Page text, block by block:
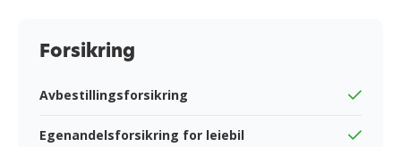
Forsikring
Avbestillingsforsikring
Egenandelsforsikring for leiebil